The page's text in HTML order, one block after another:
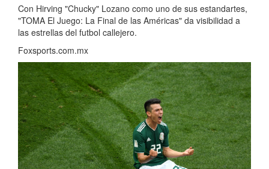
Con Hirving "Chucky" Lozano como uno de sus estandartes,
"TOMA El Juego: La Final de las Américas" da visibilidad a
las estrellas del futbol callejero.
Foxsports.com.mx